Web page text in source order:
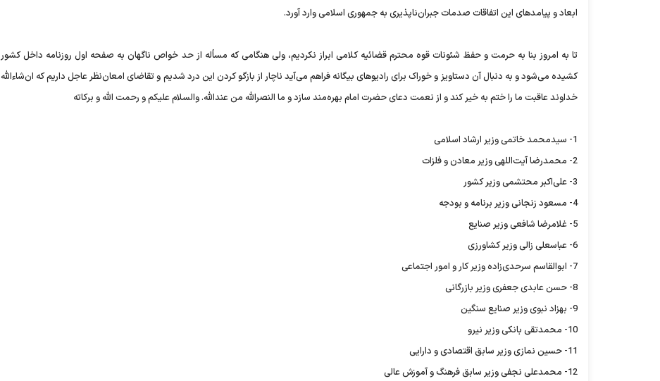
ابعاد و پیامدهای این اتفاقات صدمات جبران‌ناپذیری به جمهوری اسلامی وارد آورد.
تا به امروز بنا به حرمت و حفظ شئونات قوه محترم قضائیه کلامی ابراز نکردیم، ولی هنگامی که مسأله از حد خواص ناگهان به صفحه اول روزنامه داخل کشور
کشیده می‌شود و به دنبال آن دستاویز و خوراک برای رادیوهای بیگانه فراهم می‌آید ناچار از بازگو کردن این درد شدیم و تقاضای امعان‌نظر عاجل داریم که ان‌شاء‌الله
خداوند عاقبت ما را ختم به خیر کند و از نعمت دعای حضرت امام بهره‌مند سازد و ما النصرالله من عندالله. والسلام علیکم و رحمت الله و برکاته
1- سیدمحمد خاتمی وزیر ارشاد اسلامی
2- محمدرضا آیت‌اللهی وزیر معادن و فلزات
3- علی‌اکبر محتشمی وزیر کشور
4- مسعود زنجانی وزیر برنامه و بودجه
5- غلامرضا شافعی وزیر صنایع
6- عباسعلی زالی وزیر کشاورزی
7- ابوالقاسم سرحدی‌زاده وزیر کار و امور اجتماعی
8- حسن عابدی جعفری وزیر بازرگانی
9- بهزاد نبوی وزیر صنایع سنگین
10- محمدتقی بانکی وزیر نیرو
11- حسین نمازی وزیر سابق اقتصادی و دارایی
12- محمدعلی نجفی وزیر سابق فرهنگ و آموزش عالی